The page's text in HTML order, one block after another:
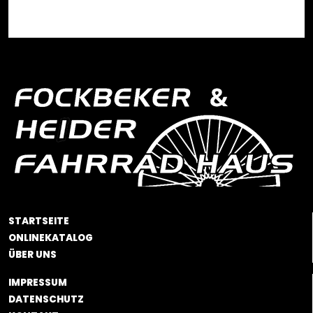
STARTSEITE
ONLINEKATALOG
ÜBER UNS
IMPRESSUM
DATENSCHUTZ